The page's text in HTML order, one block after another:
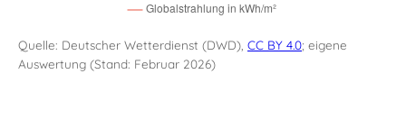
Quelle: Deutscher Wetterdienst (DWD), CC BY 4.0; eigene
Auswertung (Stand: Februar 2026)